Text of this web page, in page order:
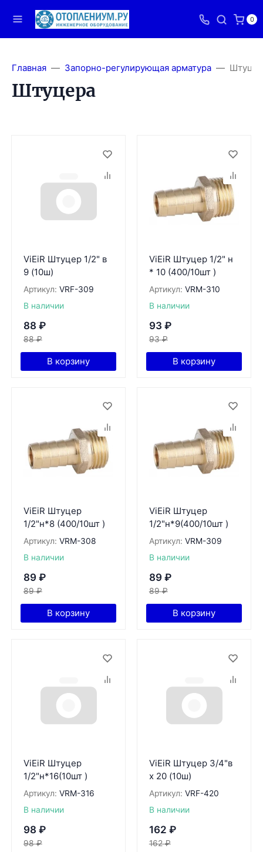
0
Главная Запорно-регулирующая арматура
Штуцера
ViEiR Штуцер 1/2" в
9 (10ш)
Артикул: VRF-309
В наличии
88 ₽
88 ₽
В корзину
ViEiR Штуцер 1/2" н
* 10 (400/10шт )
Артикул: VRМ-310
В наличии
93 ₽
93 ₽
В корзину
ViEiR Штуцер
1/2"н*8 (400/10шт )
Артикул: VRМ-308
В наличии
89 ₽
89 ₽
В корзину
ViEiR Штуцер
1/2"н*9(400/10шт )
Артикул: VRМ-309
В наличии
89 ₽
89 ₽
В корзину
ViEiR Штуцер
1/2"н*16(10шт )
Артикул: VRМ-316
В наличии
98 ₽
98 ₽
ViEiR Штуцер 3/4"в
х 20 (10ш)
Артикул: VRF-420
В наличии
162 ₽
162 ₽